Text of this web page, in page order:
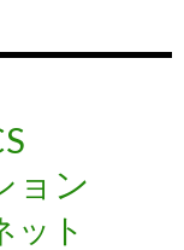
ョン
ット